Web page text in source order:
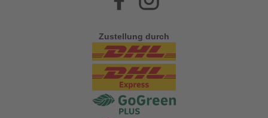
Zustellung durch